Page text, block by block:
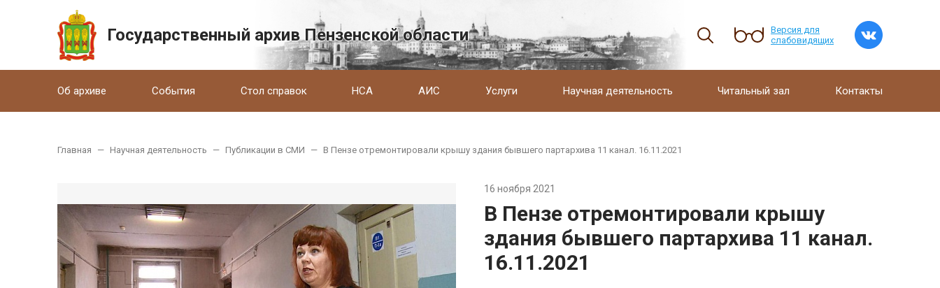
Государственный архив Пензенской области
Версия для
слабовидящих
Об архиве События Стол справок НСА АИС Услуги Научная деятельность Читальный зал Контакты
Главная — Научная деятельность — Публикации в СМИ — В Пензе отремонтировали крышу здания бывшего партархива 11 канал. 16.11.2021
16 ноября 2021
В Пензе отремонтировали крышу
здания бывшего партархива 11 канал.
16.11.2021